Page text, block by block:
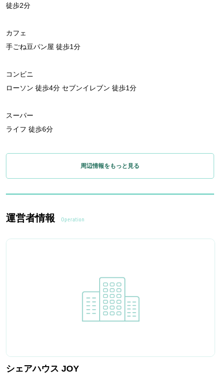
徒歩2分
カフェ
手ごね豆パン屋 徒歩1分
コンビニ
ローソン 徒歩4分 セブンイレブン 徒歩1分
スーパー
ライフ 徒歩6分
周辺情報をもっと見る
運営者情報 Operation
シェアハウス JOY